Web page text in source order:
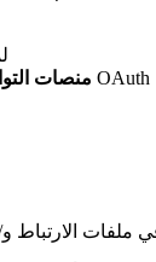
منصات للمصادقة عبر OAuth